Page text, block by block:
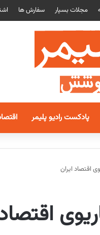
مجلات بسپار سفارش ها
پادکست رادیو پلیمر
اقتصاد ایران